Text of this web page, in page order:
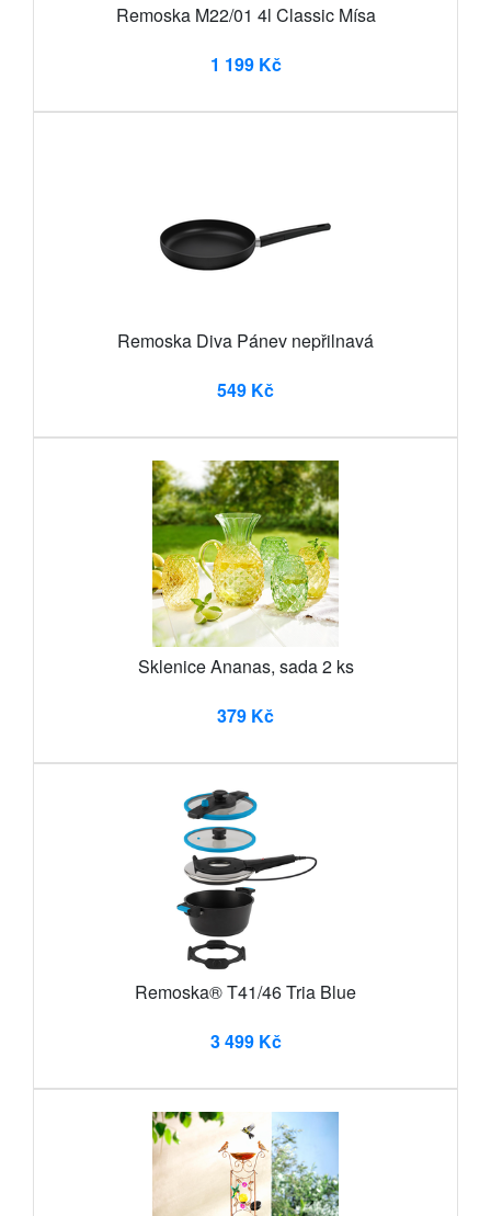
Remoska M22/01 4l Classic Mísa
1 199 Kč
Remoska Diva Pánev nepřilnavá
549 Kč
Sklenice Ananas, sada 2 ks
379 Kč
Remoska® T41/46 Tria Blue
3 499 Kč